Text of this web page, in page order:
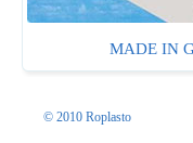
MADE IN
© 2010 Roplasto